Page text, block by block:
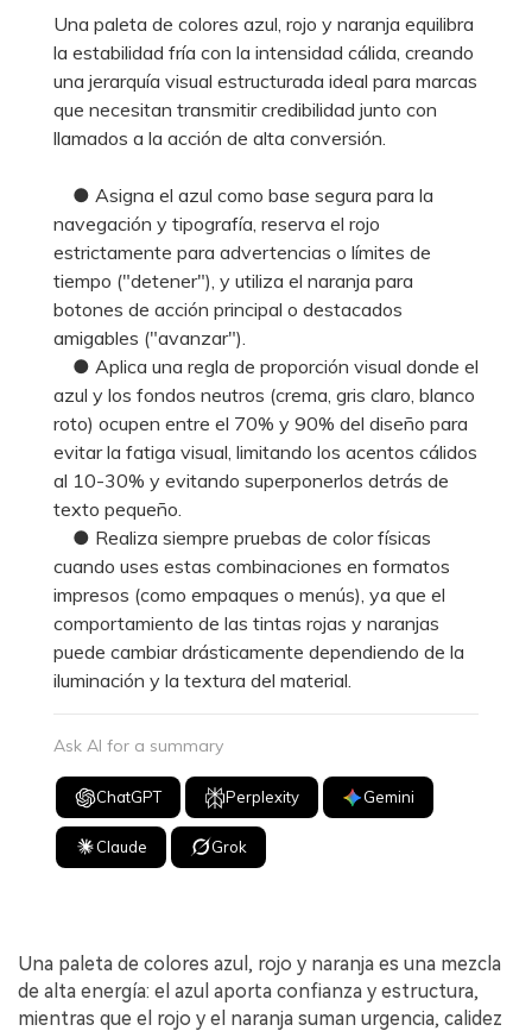
Una paleta de colores azul, rojo y naranja equilibra
la estabilidad fría con la intensidad cálida, creando
una jerarquía visual estructurada ideal para marcas
que necesitan transmitir credibilidad junto con
llamados a la acción de alta conversión.
● Asigna el azul como base segura para la
navegación y tipografía, reserva el rojo
estrictamente para advertencias o límites de
tiempo ("detener"), y utiliza el naranja para
botones de acción principal o destacados
amigables ("avanzar").
● Aplica una regla de proporción visual donde el
azul y los fondos neutros (crema, gris claro, blanco
roto) ocupen entre el 70% y 90% del diseño para
evitar la fatiga visual, limitando los acentos cálidos
al 10-30% y evitando superponerlos detrás de
texto pequeño.
● Realiza siempre pruebas de color físicas
cuando uses estas combinaciones en formatos
impresos (como empaques o menús), ya que el
comportamiento de las tintas rojas y naranjas
puede cambiar drásticamente dependiendo de la
iluminación y la textura del material.
Ask AI for a summary
ChatGPT Perplexity Gemini
Claude Grok
Una paleta de colores azul, rojo y naranja es una mezcla
de alta energía: el azul aporta confianza y estructura,
mientras que el rojo y el naranja suman urgencia, calidez